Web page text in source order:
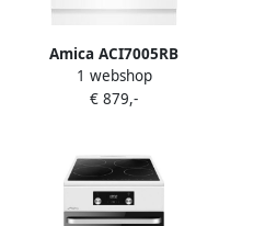
Amica ACI7005RB
Inductiefornuis met
aangesloten 2 Fase
1 webshop
€ 879,-